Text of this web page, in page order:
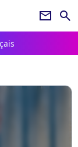
newsletter search